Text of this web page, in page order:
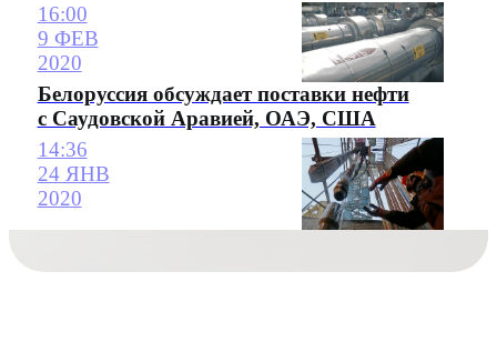
16:00
9 ФЕВ
2020
Белоруссия обсуждает поставки нефти
с Саудовской Аравией, ОАЭ, США
14:36
24 ЯНВ
2020